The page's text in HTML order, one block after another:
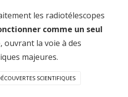
les radiotélescopes
comme un seul
, ouvrant la voie à des
majeures.
SCIENTIFIQUES